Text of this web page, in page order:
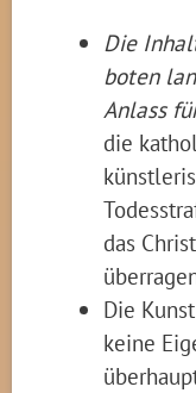
Die
boten
Anlass
die
das
Die Kunst
keine